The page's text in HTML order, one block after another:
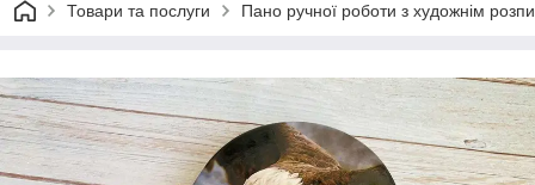
Товари та послуги Пано ручної роботи з художнім